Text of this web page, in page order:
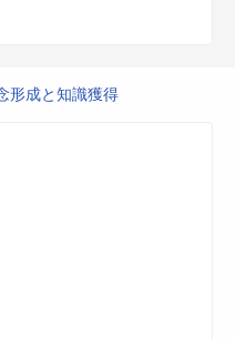
形成と知識獲得